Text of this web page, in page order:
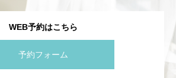
WEB予約はこちら
予約フォーム